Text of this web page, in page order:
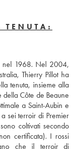
nel 1968. Nel 2004,
Thierry Pillot ha
tenuta, insieme alla
della Côte de Beaune
a Saint-Aubin e
sei terroir di Premier
coltivati secondo
certificata). I rossi
che il terroir di